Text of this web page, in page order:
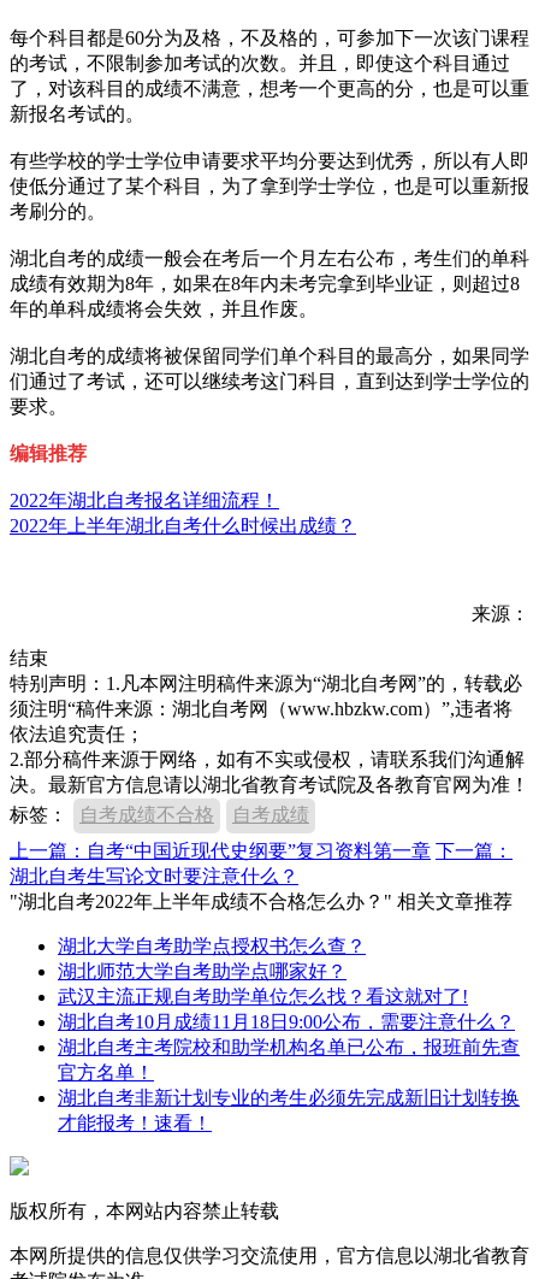
每个科目都是60分为及格，不及格的，可参加下一次该门课程
的考试，不限制参加考试的次数。并且，即使这个科目通过
了，对该科目的成绩不满意，想考一个更高的分，也是可以重
新报名考试的。
有些学校的学士学位申请要求平均分要达到优秀，所以有人即
使低分通过了某个科目，为了拿到学士学位，也是可以重新报
考刷分的。
湖北自考的成绩一般会在考后一个月左右公布，考生们的单科
成绩有效期为8年，如果在8年内未考完拿到毕业证，则超过8
年的单科成绩将会失效，并且作废。
湖北自考的成绩将被保留同学们单个科目的最高分，如果同学
们通过了考试，还可以继续考这门科目，直到达到学士学位的
要求。
编辑推荐
2022年湖北自考报名详细流程！
2022年上半年湖北自考什么时候出成绩？
来源：
结束
特别声明：1.凡本网注明稿件来源为“湖北自考网”的，转载必
须注明“稿件来源：湖北自考网（www.hbzkw.com）”,违者将
依法追究责任；
2.部分稿件来源于网络，如有不实或侵权，请联系我们沟通解
决。最新官方信息请以湖北省教育考试院及各教育官网为准！
标签：
自考成绩不合格
自考成绩
上一篇：自考“中国近现代史纲要”复习资料第一章 下一篇：
湖北自考生写论文时要注意什么？
"湖北自考2022年上半年成绩不合格怎么办？" 相关文章推荐
湖北大学自考助学点授权书怎么查？
湖北师范大学自考助学点哪家好？
武汉主流正规自考助学单位怎么找？看这就对了!
湖北自考10月成绩11月18日9:00公布，需要注意什么？
湖北自考主考院校和助学机构名单已公布，报班前先查
官方名单！
湖北自考非新计划专业的考生必须先完成新旧计划转换
才能报考！速看！
版权所有，本网站内容禁止转载
本网所提供的信息仅供学习交流使用，官方信息以湖北省教育